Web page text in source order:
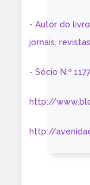
- Autor do
jornais,
- Sócio N.º
http://
http://